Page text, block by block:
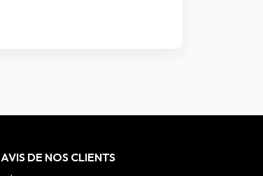
AVIS DE NOS CLIENTS